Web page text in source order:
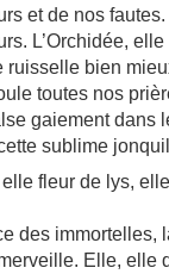
et de nos
L’Orchidée,
ruisselle bien
toutes nos
gaiement dans
sublime
fleur de lys,
des immortelles,
Elle, elle